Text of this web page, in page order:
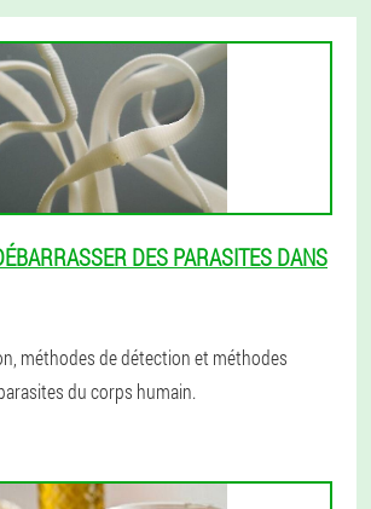
DES PARASITES DANS
méthodes de détection et méthodes
du corps humain.